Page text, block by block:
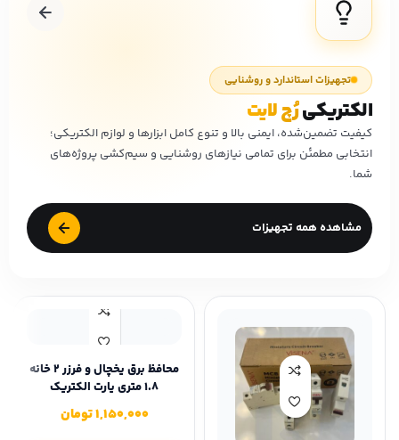
تجهیزات استاندارد و روشنایی
الکتریکیرُچ لایت
کیفیت تضمین‌شده، ایمنی بالا و تنوع کامل ابزارها و لوازم الکتریکی؛
انتخابی مطمئن برای تمامی نیازهای روشنایی و سیم‌کشی پروژه‌های
شما.
مشاهده همه تجهیزات
محافظ برق یخچال و فرزر 2 خانه
1.8 متری پارت الکتریک
1,150,000تومان